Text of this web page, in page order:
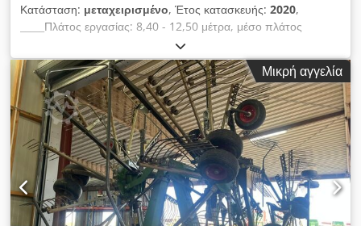
Κατάσταση: μεταχειρισμένο, Έτος κατασκευής: 2020,
_____Πλάτος εργασίας: 8,40 - 12,50 μέτρα, μέσο πλάτος
συστάδας: 1,40 - 2,40 μέτρα, πλάτος μεταφοράς: 3,00 μέτρα,
μήκος μεταφοράς: 9,95 μέτρα, ύψος μεταφοράς: 3,95 μέτρα, 1
κεντρική συστάδα, αριθμός περιστροφέων: 4, διάμετρος
περιστροφέα: 3,20 μέτρα, αριθμός βραχιόνων με δόντια ανά
περιστροφέα: 11 στον μπροστινό περιστροφέα, 12 στον πίσω
περιστροφέα / 4 διπλά δόντια ανά βραχίονα, κλειστό, μη
απαιτούμενο συντήρησης κιβώτιο ταχυτήτων MASTERDRIVE
GIII, ανάρτηση με τρισδιάστατη κίνηση, 4 αναδιπλούμενοι
τροχοί ανά περιστροφέα, τιμή: 38.500,00 ευρώ (χωρίς ΦΠΑ),
τοποθεσία αποθήκευσης: Προυμ. Djdpfxov H Rw Uo Aqisck
Μικρή αγγελία